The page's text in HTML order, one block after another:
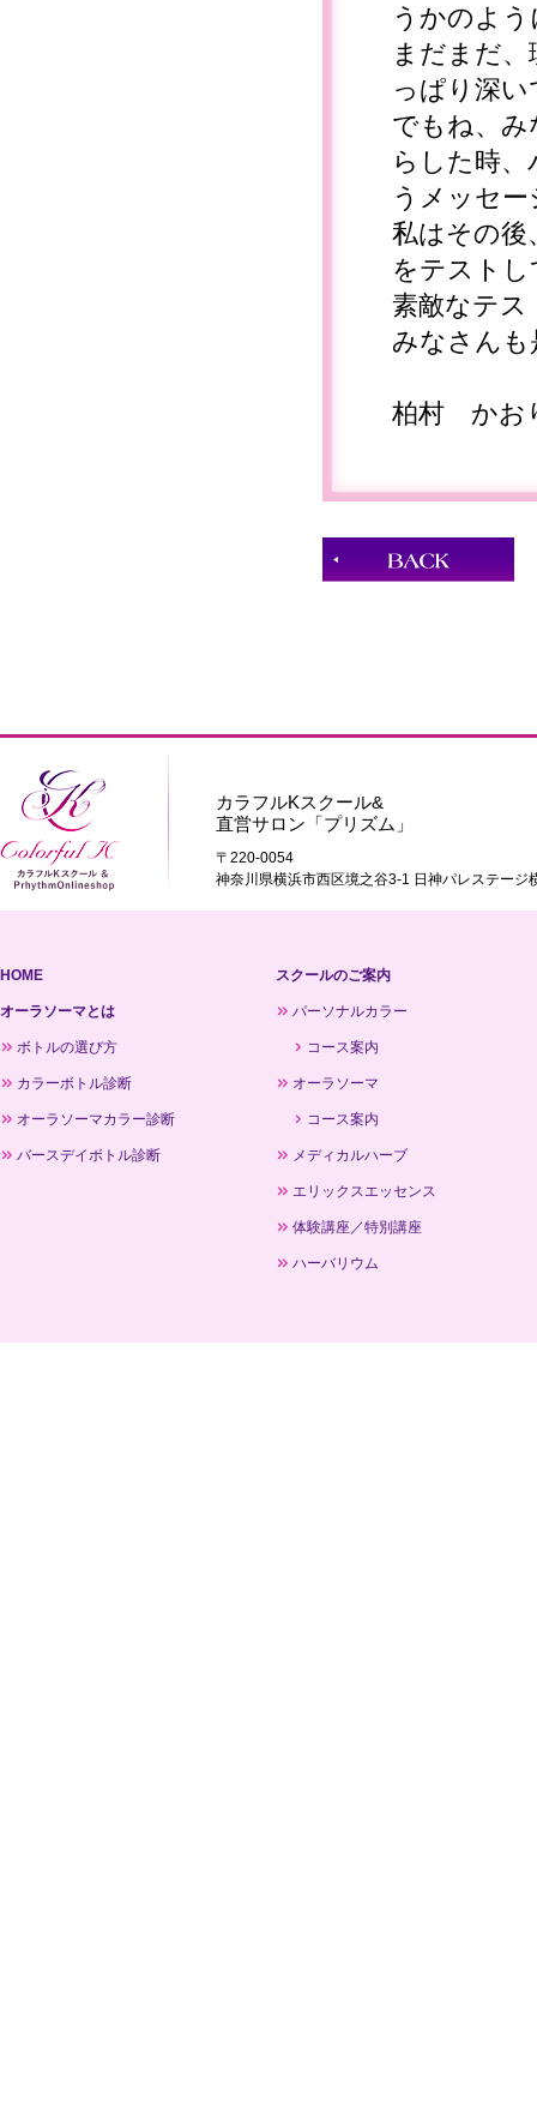
うかのよ
まだまだ
っぱり深い
でもね、み
らした時
うメッセ
私はその後
をテスト
素敵なテス
みなさんも
柏村 か
カラフルKスクール&
直営サロン「プリズム」
〒220-0054
神奈川県横浜市西区境之谷3-1 日神パレステージ
HOME
オーラソーマとは
ボトルの選び方
カラーボトル診断
オーラソーマカラー診断
バースデイボトル診断
スクールのご案内
パーソナルカラー
コース案内
オーラソーマ
コース案内
メディカルハーブ
エリックスエッセンス
体験講座／特別講座
ハーバリウム